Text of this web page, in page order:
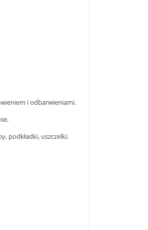
i odbarwieniami.
podkładki, uszczelki.